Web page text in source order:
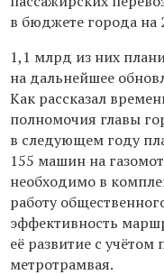
в бюджете города на
1,1 млрд из них
на дальнейшее
Как рассказал
полномочия главы
в следующем году
155 машин на
необходимо в
работу
эффективность
её развитие с учётом
метротрамвая.